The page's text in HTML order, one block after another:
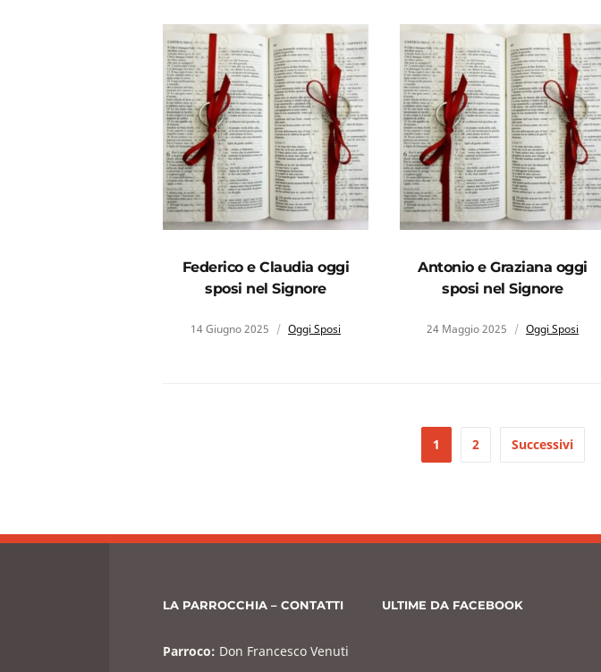
Federico e Claudia oggi
sposi nel Signore
14 Giugno 2025 Oggi Sposi
Antonio e Graziana oggi
sposi nel Signore
24 Maggio 2025 Oggi Sposi
1 2 Successivi
LA PARROCCHIA – CONTATTI
Parroco: Don Francesco Venuti
ULTIME DA FACEBOOK